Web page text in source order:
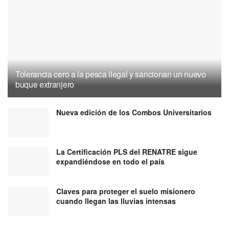
Tolerancia cero a la pesca ilegal y sancionan un nuevo
buque extranjero
Nueva edición de los Combos Universitarios
La Certificación PLS del RENATRE sigue
expandiéndose en todo el país
Claves para proteger el suelo misionero
cuando llegan las lluvias intensas